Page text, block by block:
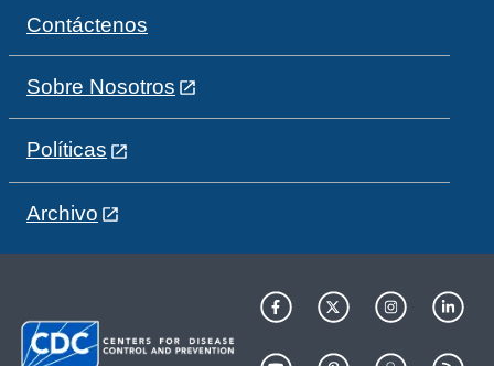
Contáctenos
Sobre Nosotros
Políticas
Archivo